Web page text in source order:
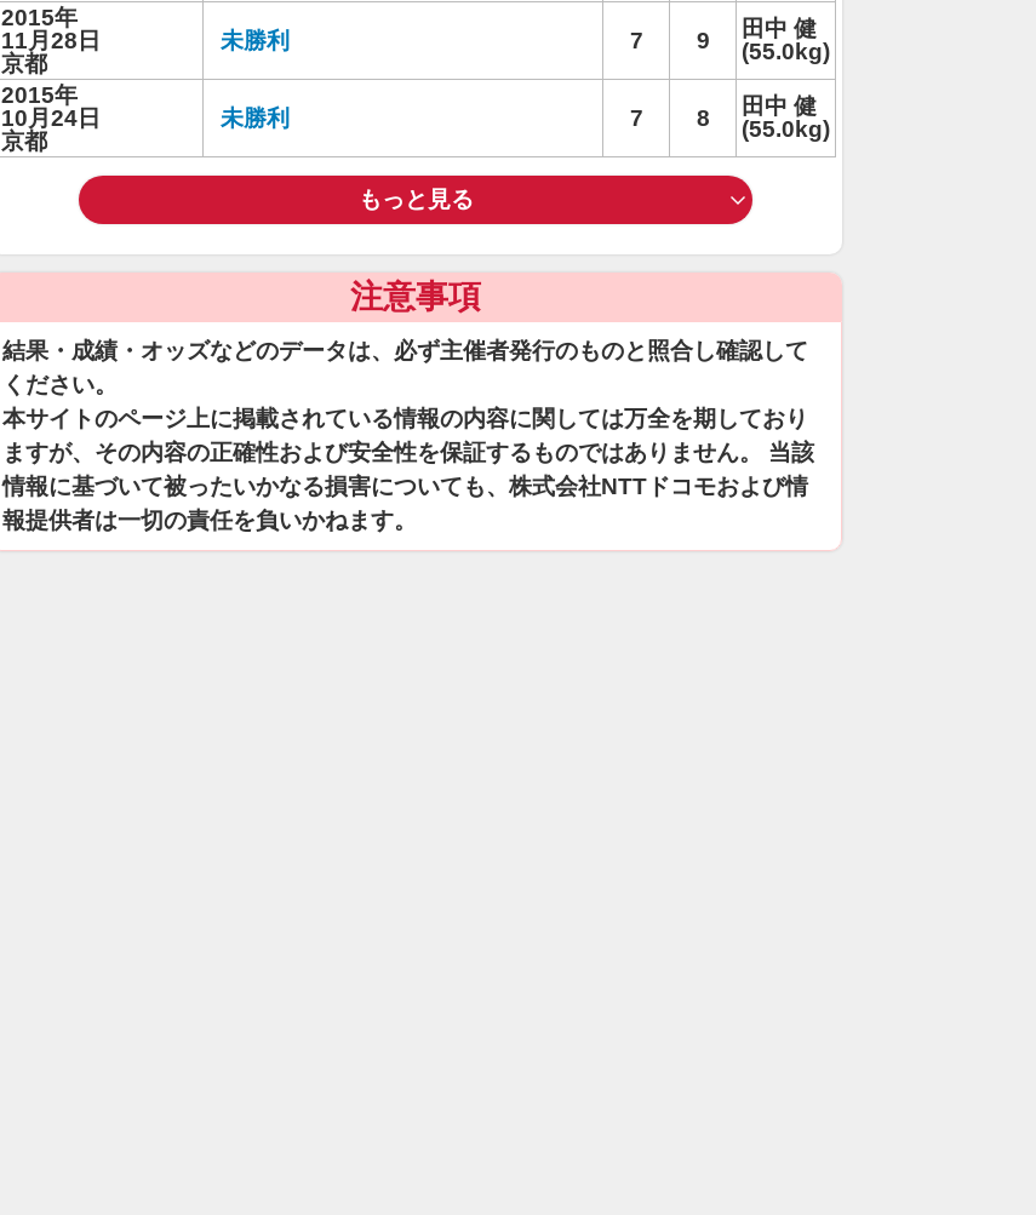
2015年
11月28日
京都
未勝利 7 9
田中 健
(55.0kg)
2015年
10月24日
京都
未勝利 7 8
田中 健
(55.0kg)
もっと見る
注意事項
結果・成績・オッズなどのデータは、必ず主催者発行のものと照合し確認して
ください。
本サイトのページ上に掲載されている情報の内容に関しては万全を期しており
ますが、その内容の正確性および安全性を保証するものではありません。 当該
情報に基づいて被ったいかなる損害についても、株式会社NTTドコモおよび情
報提供者は一切の責任を負いかねます。